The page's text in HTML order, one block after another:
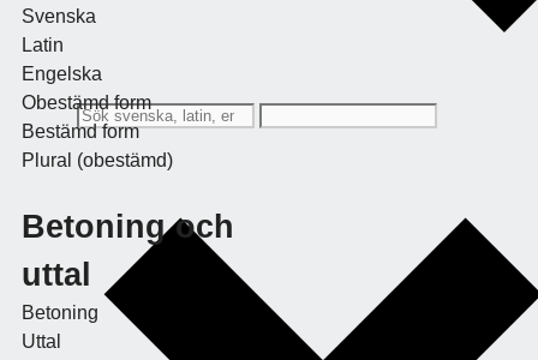
Svenska
Latin
Engelska
Obestämd form
Bestämd form
Plural (obestämd)
Betoning och
uttal
Betoning
Uttal